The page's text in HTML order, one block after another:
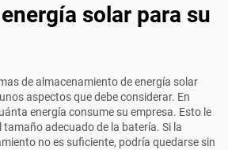
solar para su
de almacenamiento de energía solar
aspectos que debe considerar. En
energía consume su empresa. Esto le
adecuado de la batería. Si la
no es suficiente, podría quedarse sin